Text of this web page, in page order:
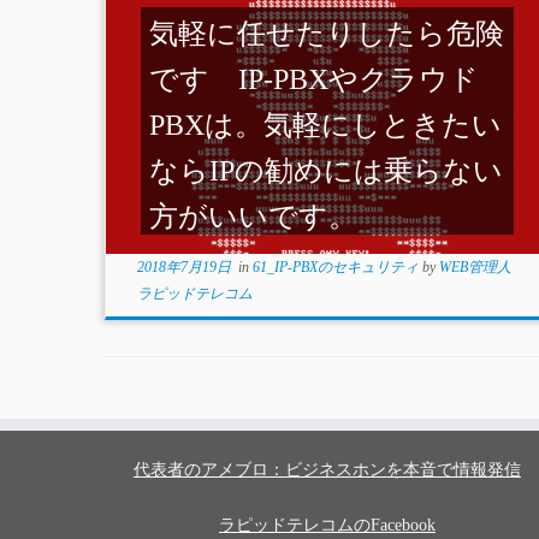
気軽に任せたりしたら危険
です IP-PBXやクラウド
PBXは。気軽にしときたい
ならIPの勧めには乗らない
方がいいです。
2018年7月19日in 61_IP-PBXのセキュリティ by WEB管理人
ラピッドテレコム
代表者のアメブロ：ビジネスホンを本音で情報発信
ラピッドテレコムのFacebook